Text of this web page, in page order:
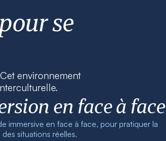
se
environnement
en face à face
immersive en face à face, pour pratiquer la
situations réelles.